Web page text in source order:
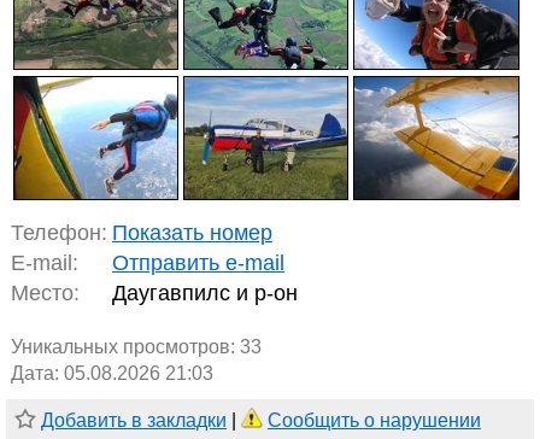
Телефон: Показать номер
E-mail:
Отправить e-mail
Место:
Даугавпилс и р-он
Уникальных просмотров: 33
Дата: 05.08.2026 21:03
Добавить в закладки Сообщить о нарушении